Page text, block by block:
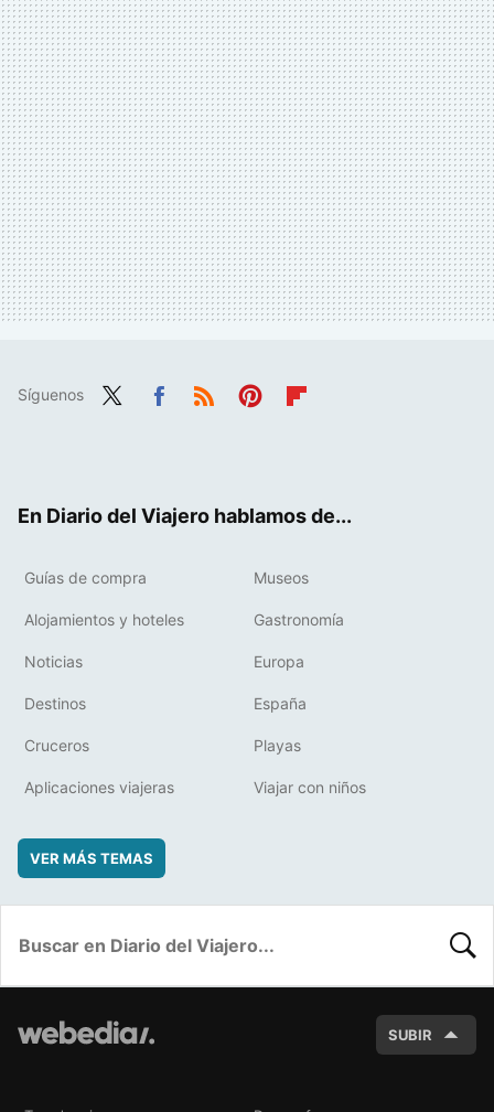
Síguenos
En Diario del Viajero hablamos de...
Guías de compra Museos
Alojamientos y hoteles Gastronomía
Noticias Europa
Destinos España
Cruceros Playas
Aplicaciones viajeras Viajar con niños
VER MÁS TEMAS
SUBIR